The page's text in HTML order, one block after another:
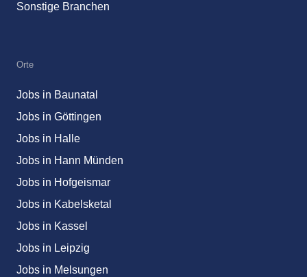
Sonstige Branchen
Orte
Jobs in Baunatal
Jobs in Göttingen
Jobs in Halle
Jobs in Hann Münden
Jobs in Hofgeismar
Jobs in Kabelsketal
Jobs in Kassel
Jobs in Leipzig
Jobs in Melsungen